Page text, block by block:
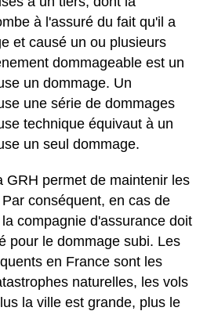
à l'assuré du fait qu'il a
et causé un ou plusieurs
dommageable est un
un dommage. Un
une série de dommages
technique équivaut à un
un seul dommage.
GRH permet de maintenir les
conséquent, en cas de
compagnie d'assurance doit
pour le dommage subi. Les
en France sont les
naturelles, les vols
la ville est grande, plus le